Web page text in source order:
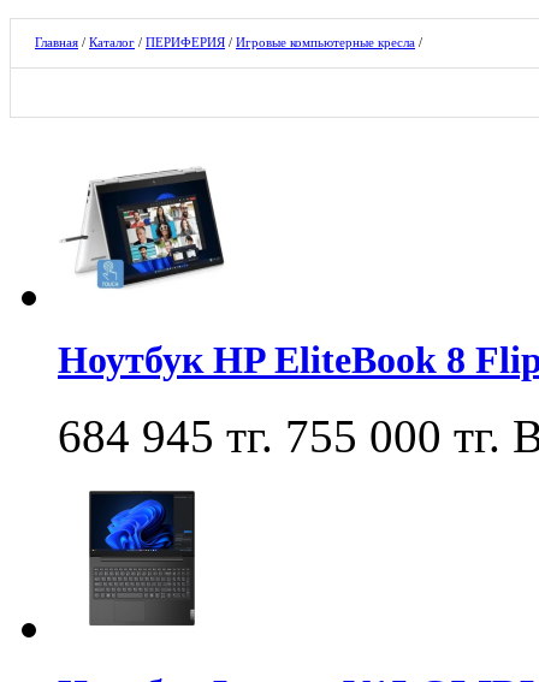
Главная / Каталог / ПЕРИФЕРИЯ / Игровые компьютерные кресла /
Ноутбук HP EliteBook 8
684 945 тг. 755 000 тг.